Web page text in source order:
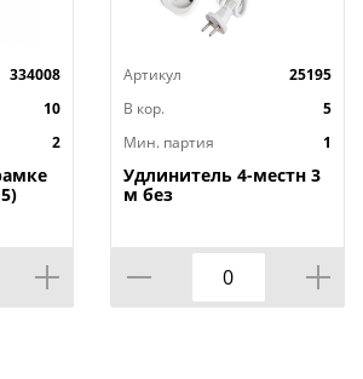
334008
10
2
Артикул
25195
В кор.
5
Мин. партия
1
Удлинитель 4-местн 3
м без
1/40